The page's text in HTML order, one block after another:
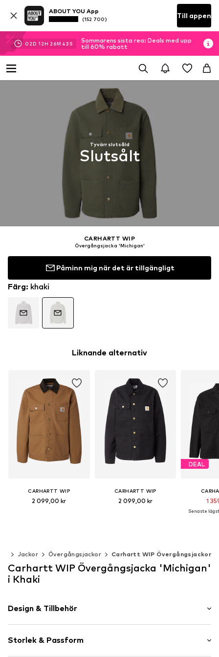
ABOUT YOU App
(152 700) Till appen
02D 12H 26M 42 S
Sommarens sista rea: Deals med upp
till 60% rabatt
Tyvärr slutsåld
Slutsålt
CARHARTT WIP
Övergångsjacka 'Michigan'
Påminn mig när det är tillgängligt
Färg: khaki
Liknande alternativ
CARHARTT WIP
2 099,00 kr
CARHARTT WIP
2 099,00 kr
DEAL
1
Senaste
Jackor Övergångsjackor Carhartt WIP Övergångsjackor
Carhartt WIP Övergångsjacka 'Michigan'
i Khaki
Design & Tillbehör
Bomull
Rak fåll
Storlek & Passform